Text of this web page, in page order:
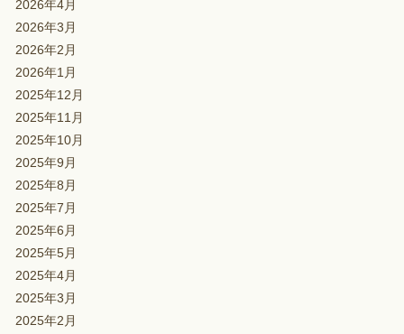
2026年4月
2026年3月
2026年2月
2026年1月
2025年12月
2025年11月
2025年10月
2025年9月
2025年8月
2025年7月
2025年6月
2025年5月
2025年4月
2025年3月
2025年2月